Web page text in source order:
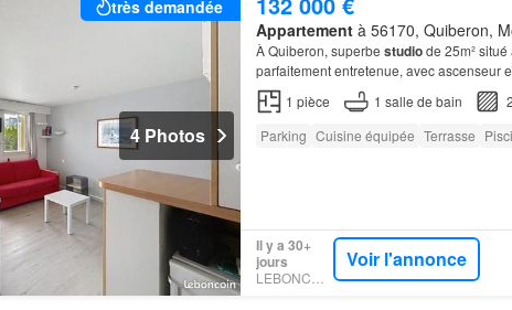
très demandée
4 Photos
Appartementà 56170, Quiberon,
À Quiberon, superbe studiode 25m² situé
parfaitement entretenue, avec ascenseur
1 pièce 1 salle de bain
Parking Cuisine équipée Terrasse
Il y a 30+
jours
Voir l'annonce